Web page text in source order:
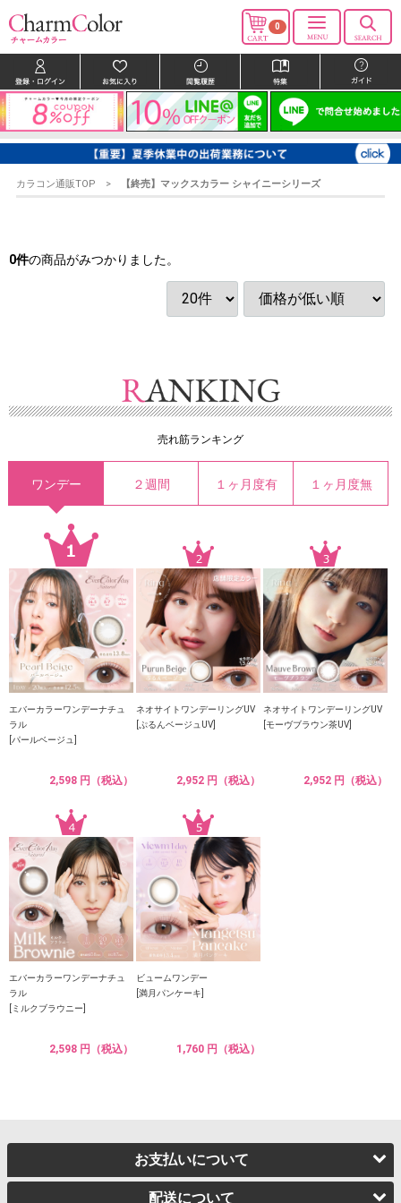
0
カラコン通販TOP 【終売】マックスカラー シャイニーシリーズ
0件の商品がみつかりました。
売れ筋ランキング
ワンデー ２週間 １ヶ月度有 １ヶ月度無
エバーカラーワンデーナチュ
ラル
[パールベージュ]
2,598 円（税込）
ネオサイトワンデーリングUV
[ぷるんベージュUV]
2,952 円（税込）
ネオサイトワンデーリングUV
[モーヴブラウン茶UV]
2,952 円（税込）
エバーカラーワンデーナチュ
ラル
[ミルクブラウニー]
2,598 円（税込）
ビュームワンデー
[満月パンケーキ]
1,760 円（税込）
お支払いについて
配送について